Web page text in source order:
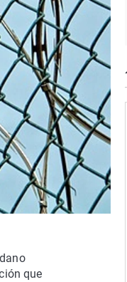
que